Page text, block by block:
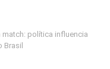
match: política influencia
Brasil